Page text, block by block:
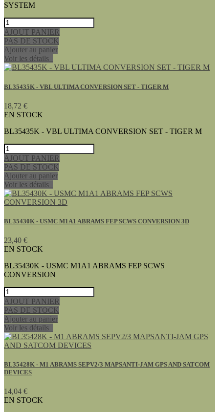
SYSTEM
AJOUT PANIER
PAS DE STOCK
Ajouter au panier
Voir les détails
BL35435K - VBL ULTIMA CONVERSION SET - TIGER M
18,72 €
EN STOCK
BL35435K - VBL ULTIMA CONVERSION SET - TIGER M
AJOUT PANIER
PAS DE STOCK
Ajouter au panier
Voir les détails
BL35430K - USMC M1A1 ABRAMS FEP SCWS CONVERSION 3D
23,40 €
EN STOCK
BL35430K - USMC M1A1 ABRAMS FEP SCWS
CONVERSION
AJOUT PANIER
PAS DE STOCK
Ajouter au panier
Voir les détails
BL35428K - M1 ABRAMS SEPV2/3 MAPSANTI-JAM GPS AND SATCOM
DEVICES
14,04 €
EN STOCK